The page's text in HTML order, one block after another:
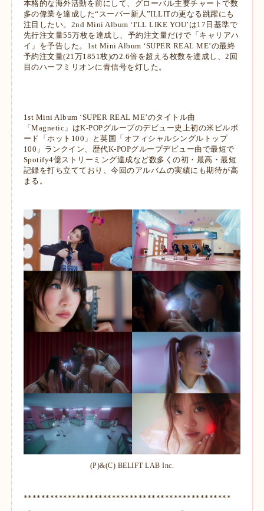
本格的な海外活動を前にして、グローバル主要チャートで数
多の偉業を達成した“スーパー新人”ILLITの更なる跳躍にも
注目したい。2nd Mini Album ‘I'LL LIKE YOU’は17日基準で
先行注文量55万枚を達成し、予約注文量だけで「キャリアハ
イ」を予告した。1st Mini Album ‘SUPER REAL ME’の最終
予約注文量(21万1851枚)の2.6倍を超える枚数を達成し、2回
目のハーフミリオンに青信号を灯した。
1st Mini Album ‘SUPER REAL ME’のタイトル曲
「Magnetic」はK-POPグループのデビュー史上初の米ビルボ
ード「ホット100」と英国「オフィシャルシングルトップ
100」ランクイン、歴代K-POPグループデビュー曲で最短で
Spotify4億ストリーミング達成など数多くの初・最高・最短
記録を打ち立てており、今回のアルバムの実績にも期待が高
まる。
(P)&(C) BELIFT LAB Inc.
***********************************************